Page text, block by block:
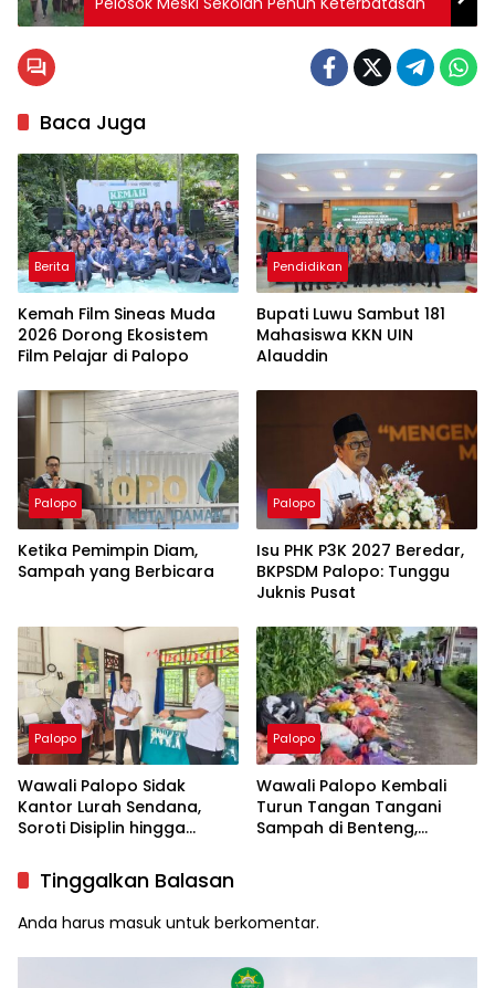
Baca Juga
Berita
Kemah Film Sineas Muda
2026 Dorong Ekosistem
Film Pelajar di Palopo
Pendidikan
Bupati Luwu Sambut 181
Mahasiswa KKN UIN
Alauddin
Palopo
Ketika Pemimpin Diam,
Sampah yang Berbicara
Palopo
Isu PHK P3K 2027 Beredar,
BKPSDM Palopo: Tunggu
Juknis Pusat
Palopo
Wawali Palopo Sidak
Kantor Lurah Sendana,
Soroti Disiplin hingga
Palopo
Wawali Palopo Kembali
Turun Tangan Tangani
Sampah di Benteng,
Tinggalkan Balasan
Anda harus masuk untuk berkomentar.